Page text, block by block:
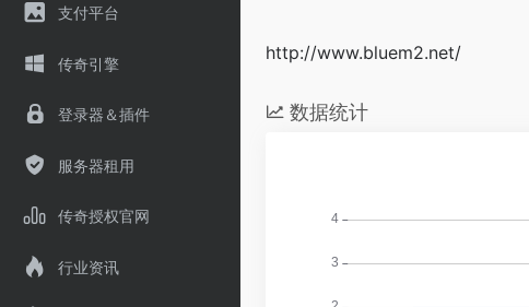
支付平台
传奇引擎
登录器＆插件
服务器租用
传奇授权官网
行业资讯
http://www.bluem2.net/
数据统计